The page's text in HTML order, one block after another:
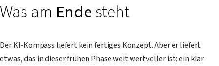
Was am Endesteht
Der KI-Kompass liefert kein fertiges Konzept. Aber er liefert
etwas, das in dieser frühen Phase weit wertvoller ist: ein klar